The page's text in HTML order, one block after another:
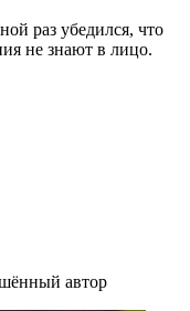
раз убедился, что
не знают в лицо.
автор